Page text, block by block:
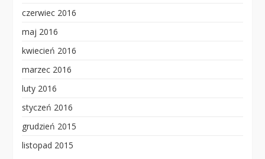
czerwiec 2016
maj 2016
kwiecień 2016
marzec 2016
luty 2016
styczeń 2016
grudzień 2015
listopad 2015